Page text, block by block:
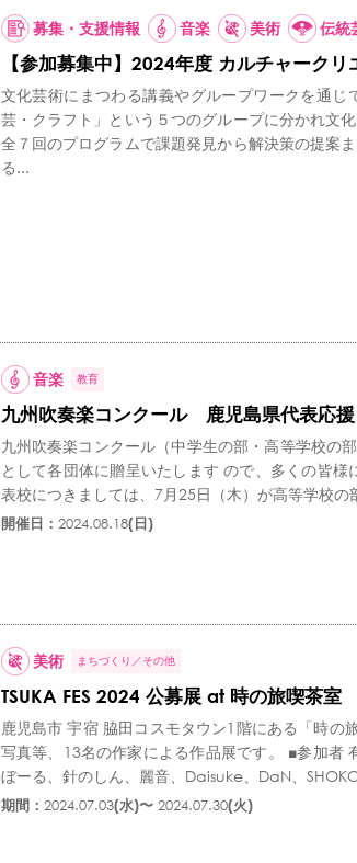
募集・支援情報 音楽 美術 伝統
【参加募集中】2024年度 カルチャーク
文化芸術にまつわる講義やグループワークを通
芸・クラフト」という５つのグループに分かれ文
全７回のプログラムで課題発見から解決策の提案
る...
音楽 教育
九州吹奏楽コンクール 鹿児島県代表応援
九州吹奏楽コンクール（中学生の部・高等学校の
として各団体に贈呈いたします ので、多くの皆
表校につきましては、7月25日（木）が高等学校
開催日： 2024.08.18(日)
美術 まちづくり その他
TSUKA FES 2024 公募展 at 時の旅喫茶室
鹿児島市 宇宿 脇田コスモタウン1階にある「時の
写真等、13名の作家による作品展です。 ■参加者
ぼーる、針のしん、麗音、Daisuke、DaN、
期間： 2024.07.03(水)〜 2024.07.30(火)